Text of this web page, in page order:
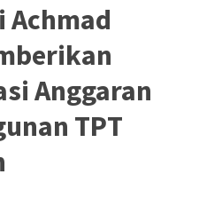
Achmad
Anggaran
TPT